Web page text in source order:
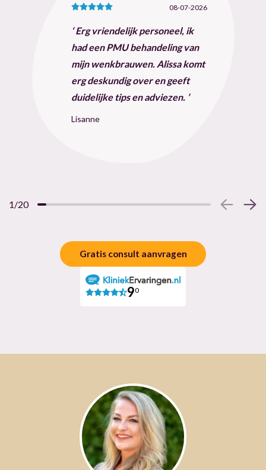
Erg vriendelijk personeel, ik
had een PMU behandeling van
mijn wenkbrauwen. Alissa komt
erg deskundig over en geeft
duidelijke tips en adviezen.
Lisanne
08-07-2026
1/20
Gratis consult aanvragen
90